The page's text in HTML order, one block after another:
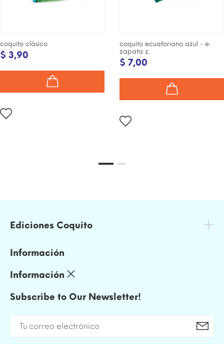
coquito clásico
$ 3,90
coquito ecuatoriano azul - e.
zapata z.
$ 7,00
Ediciones Coquito
Información
Información
Subscribe to Our Newsletter!